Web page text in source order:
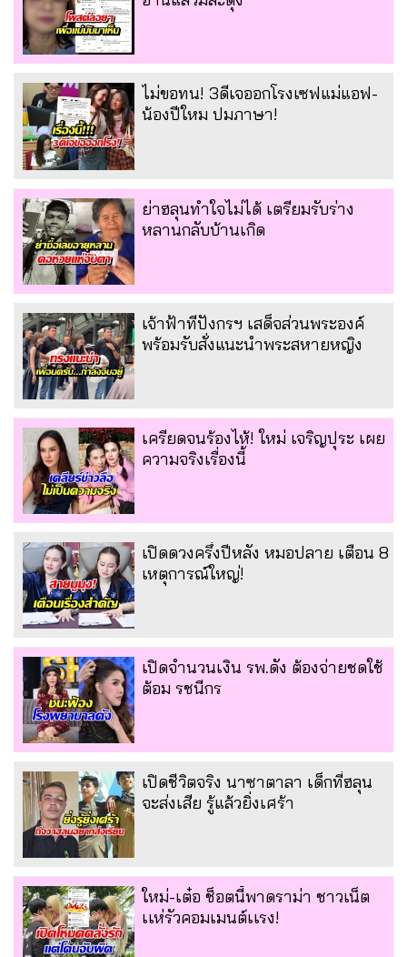
ไม่ขอทน! 3ดีเจออกโรงเซฟแม่แอฟ-
น้องปีใหม ปมภาษา!
ย่าฮลุนทำใจไม่ได้ เตรียมรับร่าง
หลานกลับบ้านเกิด
เจ้าฟ้าทีปังกรฯ เสด็จส่วนพระองค์
พร้อมรับสั่งแนะนำพระสหายหญิง
เครียดจนร้องไห้! ใหม่ เจริญปุระ เผย
ความจริงเรื่องนี้
เปิดดวงครึ่งปีหลัง หมอปลาย เตือน 8
เหตุการณ์ใหญ่!
เปิดจำนวนเงิน รพ.ดัง ต้องจ่ายชดใช้
ต้อม รชนีกร
เปิดชีวิตจริง นาซาตาลา เด็กที่ฮลุน
จะส่งเสีย รู้แล้วยิ่งเศร้า
ใหม่-เต๋อ ช็อตนี้พาดราม่า ชาวเน็ต
เเห่รัวคอมเมนต์เเรง!